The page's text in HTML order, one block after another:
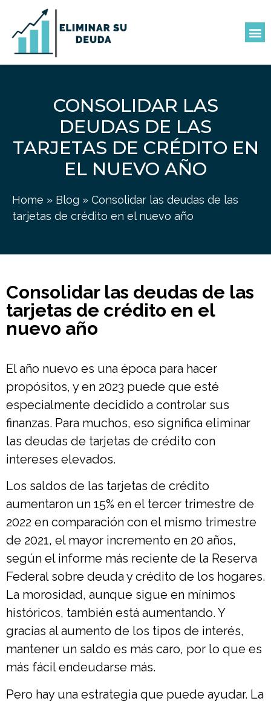
CONSOLIDAR LAS
DEUDAS DE LAS
TARJETAS DE CRÉDITO EN
EL NUEVO AÑO
Home » Blog » Consolidar las deudas de las
tarjetas de crédito en el nuevo año
Consolidar las deudas de las
tarjetas de crédito en el
nuevo año
El año nuevo es una época para hacer
propósitos, y en 2023 puede que esté
especialmente decidido a controlar sus
finanzas. Para muchos, eso significa eliminar
las deudas de tarjetas de crédito con
intereses elevados.
Los saldos de las tarjetas de crédito
aumentaron un 15% en el tercer trimestre de
2022 en comparación con el mismo trimestre
de 2021, el mayor incremento en 20 años,
según el informe más reciente de la Reserva
Federal sobre deuda y crédito de los hogares.
La morosidad, aunque sigue en mínimos
históricos, también está aumentando. Y
gracias al aumento de los tipos de interés,
mantener un saldo es más caro, por lo que es
más fácil endeudarse más.
Pero hay una estrategia que puede ayudar. La